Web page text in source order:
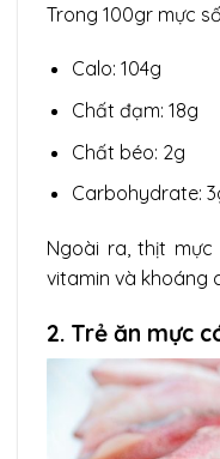
Trong 100gr mực
Calo: 104g
Chất đạm: 18g
Chất béo: 2g
Carbohydrate:
Ngoài ra, thịt
vitamin và khoáng
2. Trẻ ăn mực